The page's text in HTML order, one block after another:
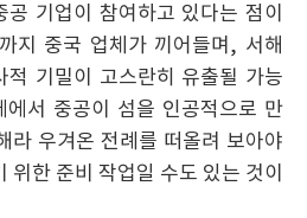
기업이 참여하고 있다는 점이
지 중국 업체가 끼어들며, 서해
적 기밀이 고스란히 유출될 가능
에서 중공이 섬을 인공적으로 만
라 우겨온 전례를 떠올려 보아야
위한 준비 작업일 수도 있는 것이